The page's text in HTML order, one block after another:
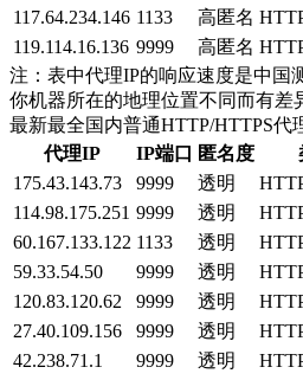
117.64.234.146 1133 高匿名
119.114.16.136 9999 高匿名
注：表中代理IP的响应速度是中国
你机器所在的地理位置不同而有差
最新最全国内普通HTTP/HTTPS代
代理IP
IP端口 匿名度
175.43.143.73
9999 透明
114.98.175.251 9999 透明
60.167.133.122 1133 透明
59.33.54.50
9999 透明
120.83.120.62
9999 透明
27.40.109.156
9999 透明
42.238.71.1
9999 透明